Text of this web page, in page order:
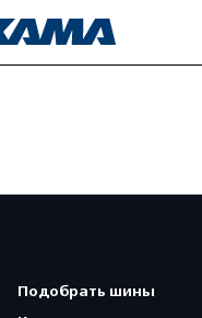
Подобрать шины